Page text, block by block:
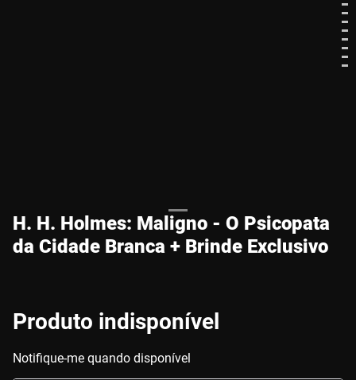
H. H. Holmes: Maligno - O Psicopata
da Cidade Branca + Brinde Exclusivo